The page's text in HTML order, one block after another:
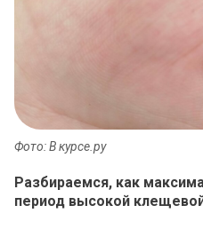
Фото: В курсе.ру
Разбираемся, как
период высокой